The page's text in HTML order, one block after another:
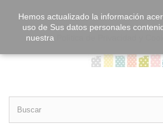
Hemos actualizado la información
uso de Sus datos personales
nuestra